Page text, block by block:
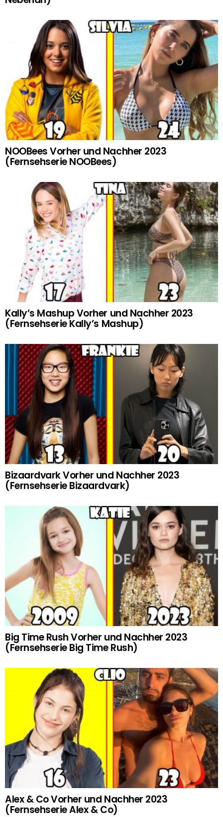
NOOBees Vorher und Nachher 2023
(Fernsehserie NOOBees)
Kally’s Mashup Vorher und Nachher 2023
(Fernsehserie Kally’s Mashup)
Bizaardvark Vorher und Nachher 2023
(Fernsehserie Bizaardvark)
Big Time Rush Vorher und Nachher 2023
(Fernsehserie Big Time Rush)
Alex & Co Vorher und Nachher 2023
(Fernsehserie Alex & Co)